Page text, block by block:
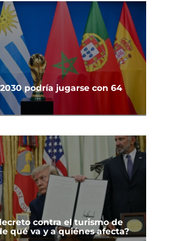
podría jugarse con 64
contra el turismo de
qué va y a quiénes afecta?